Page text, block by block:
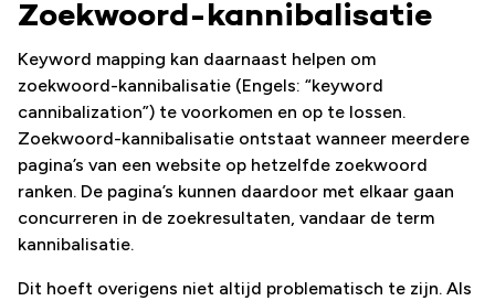
Zoekwoord-kannibalisatie
Keyword mapping kan daarnaast helpen om
zoekwoord-kannibalisatie (Engels: “keyword
cannibalization”) te voorkomen en op te lossen.
Zoekwoord-kannibalisatie ontstaat wanneer meerdere
pagina’s van een website op hetzelfde zoekwoord
ranken. De pagina’s kunnen daardoor met elkaar gaan
concurreren in de zoekresultaten, vandaar de term
kannibalisatie.
Dit hoeft overigens niet altijd problematisch te zijn. Als